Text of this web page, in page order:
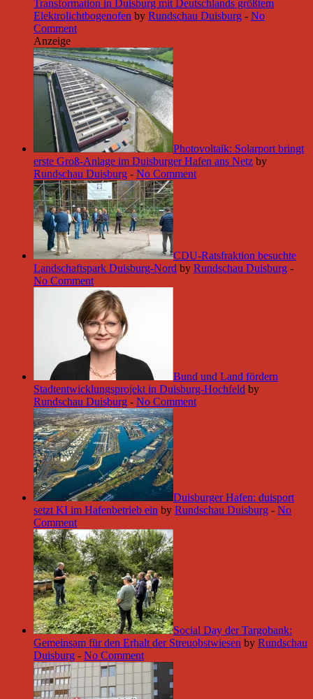
Transformation in Duisburg mit Deutschlands größtem
Elektrolichtbogenofen by Rundschau Duisburg - No
Comment
Anzeige
Photovoltaik: Solarport bringt
erste Groß-Anlage im Duisburger Hafen ans Netz by
Rundschau Duisburg - No Comment
CDU-Ratsfraktion besuchte
Landschaftspark Duisburg-Nord by Rundschau Duisburg -
No Comment
Bund und Land fördern
Stadtentwicklungsprojekt in Duisburg-Hochfeld by
Rundschau Duisburg - No Comment
Duisburger Hafen: duisport
setzt KI im Hafenbetrieb ein by Rundschau Duisburg - No
Comment
Social Day der Targobank:
Gemeinsam für den Erhalt der Streuobstwiesen by Rundschau
Duisburg - No Comment